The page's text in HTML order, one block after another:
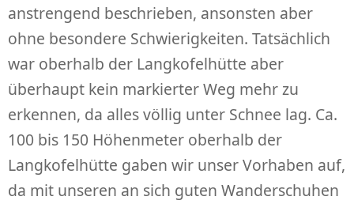
anstrengend beschrieben, ansonsten aber
ohne besondere Schwierigkeiten. Tatsächlich
war oberhalb der Langkofelhütte aber
überhaupt kein markierter Weg mehr zu
erkennen, da alles völlig unter Schnee lag. Ca.
100 bis 150 Höhenmeter oberhalb der
Langkofelhütte gaben wir unser Vorhaben auf,
da mit unseren an sich guten Wanderschuhen